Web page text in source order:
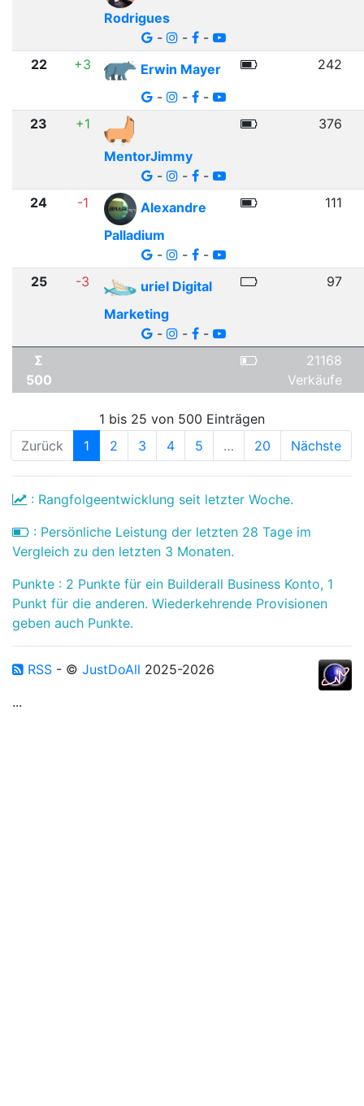
Rodrigues
-
- -
22 +3
Erwin Mayer
-
- -
242
23
+1
MentorJimmy
-
- -
376
24 -1
Alexandre
Palladium
-
- -
111
25 -3
uriel Digital
Marketing
-
- -
97
Σ
500
21168
Verkäufe
1 bis 25 von 500 Einträgen
Zurück
1 2 3 4 5 … 20 Nächste
: Rangfolgeentwicklung seit letzter Woche.
: Persönliche Leistung der letzten 28 Tage im
Vergleich zu den letzten 3 Monaten.
Punkte : 2 Punkte für ein Builderall Business Konto, 1
Punkt für die anderen. Wiederkehrende Provisionen
geben auch Punkte.
RSS - © JustDoAll 2025-2026
...